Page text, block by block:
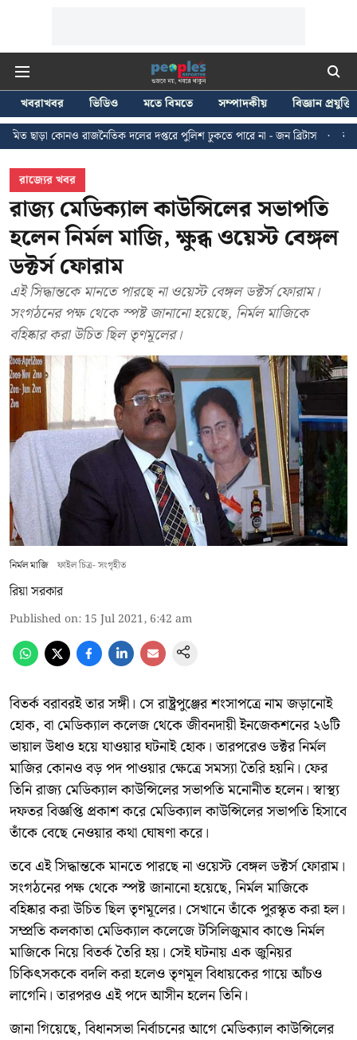
খবরাখবর ভিডিও মতে বিমতে সম্পাদকীয়
বিজ্ঞান প্রযুক্তি
দলের দপ্তরে পুলিশ ঢুকতে পারে না - জন ব্রিটাস
কলকাতায় ২৪
রাজ্যের খবর
রাজ্য মেডিক্যাল কাউন্সিলের সভাপতি
হলেন নির্মল মাজি, ক্ষুব্ধ ওয়েস্ট বেঙ্গল
ডক্টর্স ফোরাম
এই সিদ্ধান্তকে মানতে পারছে না ওয়েস্ট বেঙ্গল ডক্টর্স ফোরাম।
সংগঠনের পক্ষ থেকে স্পষ্ট জানানো হয়েছে, নির্মল মাজিকে
বহিষ্কার করা উচিত ছিল তৃণমূলের।
নির্মল মাজি ফাইল চিত্র- সংগৃহীত
রিয়া সরকার
Published on: 15 Jul 2021, 6:42 am
বিতর্ক বরাবরই তার সঙ্গী। সে রাষ্ট্রপুঞ্জের শংসাপত্রে নাম জড়ানোই
হোক, বা মেডিক্যাল কলেজ থেকে জীবনদায়ী ইনজেকশনের ২৬টি
ভায়াল উধাও হয়ে যাওয়ার ঘটনাই হোক। তারপরেও ডক্টর নির্মল
মাজির কোনও বড় পদ পাওয়ার ক্ষেত্রে সমস্যা তৈরি হয়নি। ফের
তিনি রাজ্য মেডিক্যাল কাউন্সিলের সভাপতি মনোনীত হলেন। স্বাস্থ্য
দফতর বিজ্ঞপ্তি প্রকাশ করে মেডিক্যাল কাউন্সিলের সভাপতি হিসাবে
তাঁকে বেছে নেওয়ার কথা ঘোষণা করে।
তবে এই সিদ্ধান্তকে মানতে পারছে না ওয়েস্ট বেঙ্গল ডক্টর্স ফোরাম।
সংগঠনের পক্ষ থেকে স্পষ্ট জানানো হয়েছে, নির্মল মাজিকে
বহিষ্কার করা উচিত ছিল তৃণমূলের। সেখানে তাঁকে পুরস্কৃত করা হল।
সম্প্রতি কলকাতা মেডিক্যাল কলেজে টসিলিজুমাব কাণ্ডে নির্মল
মাজিকে নিয়ে বিতর্ক তৈরি হয়। সেই ঘটনায় এক জুনিয়র
চিকিৎসককে বদলি করা হলেও তৃণমূল বিধায়কের গায়ে আঁচও
লাগেনি। তারপরও এই পদে আসীন হলেন তিনি।
জানা গিয়েছে, বিধানসভা নির্বাচনের আগে মেডিক্যাল কাউন্সিলের